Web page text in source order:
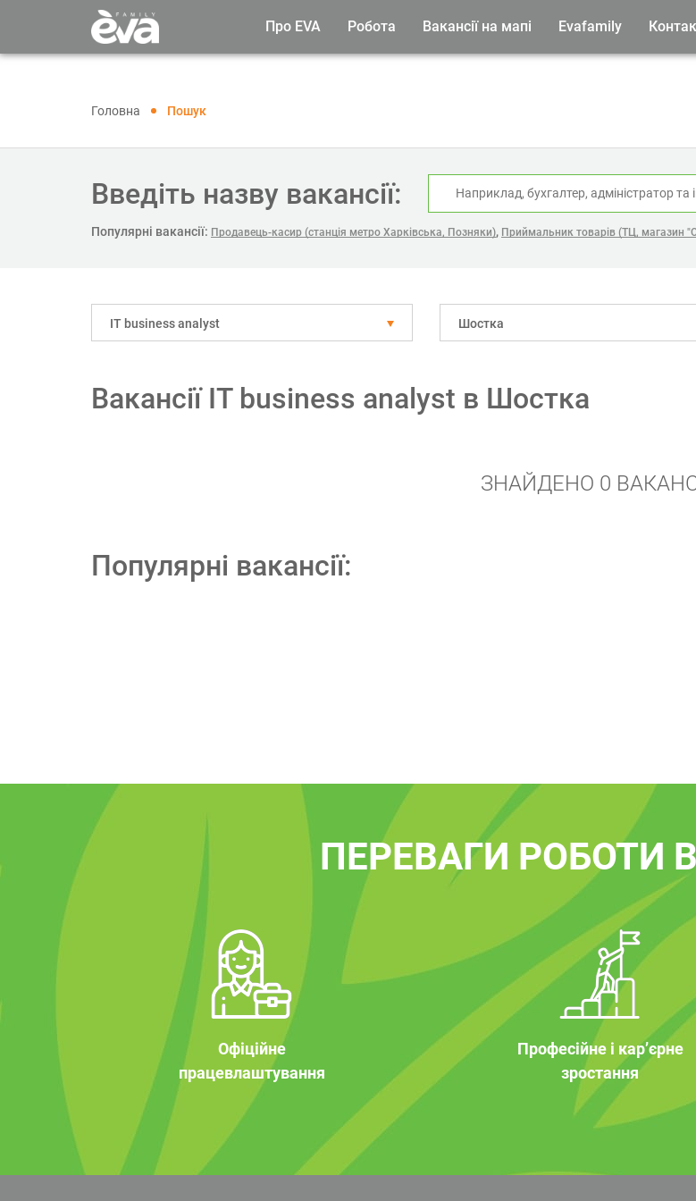
Про EVA Робота Вакансії на мапі Evafamily
Головна Пошук
Введіть назву вакансії:
Популярні вакансії: Продавець-касир (станція метро Харківська, Позняки), Приймальник товарів (ТЦ, магазин
IT business analyst Шостка
Вакансії IT business analyst в Шостка
ЗНАЙДЕНО 0
Популярні вакансії:
ПЕРЕВАГИ РОБОТИ В
Офіційне
працевлаштування
Професійне і кар’єрне
зростання